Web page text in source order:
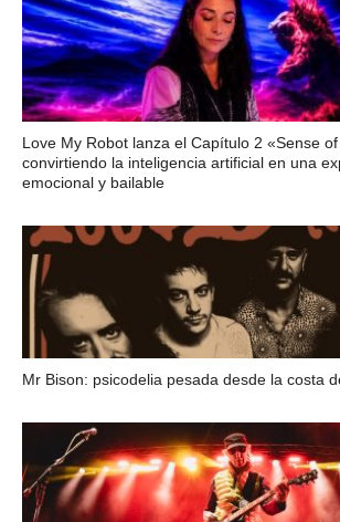
Love My Robot lanza el Capítulo 2 «Sense of
convirtiendo la inteligencia artificial en una
emocional y bailable
Mr Bison: psicodelia pesada desde la costa